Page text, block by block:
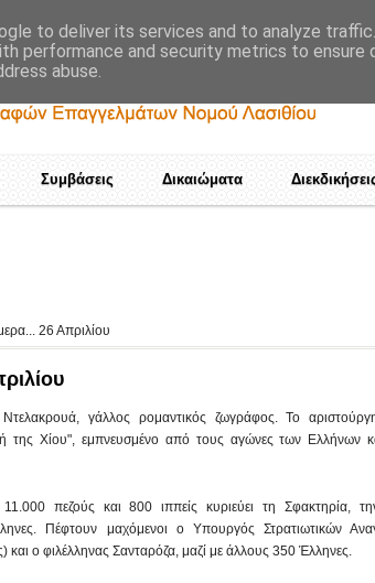
Συμβάσεις Δικαιώματα
26 Απριλίου
Ντελακρουά, γάλλος ρομαντικός ζωγράφος. Το
της Χίου", εμπνευσμένο από τους αγώνες των Ελλήνων
πεζούς και 800 ιππείς κυριεύει τη Σφακτηρία,
Πέφτουν μαχόμενοι ο Υπουργός Στρατιωτικών
ο φιλέλληνας Σανταρόζα, μαζί με άλλους 350 Έλληνες.
to deliver its services and to analyze
performance and security metrics to ensure
abuse.